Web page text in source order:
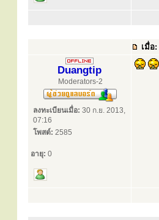
เมื่อ:
Duangtip
Moderators-2
ลงทะเบียนเมื่อ: 30 ก.ย. 2013,
07:16
โพสต์: 2585
อายุ: 0